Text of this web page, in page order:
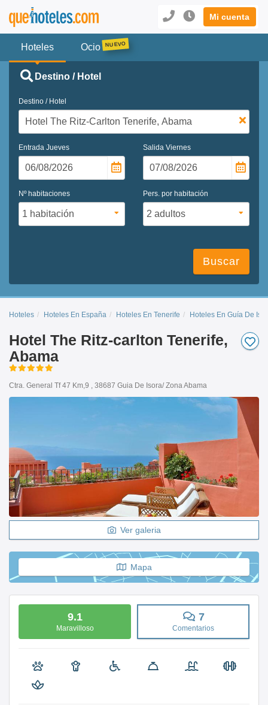
Mi cuenta
Hoteles Ocio
Destino / Hotel
Destino / Hotel
Entrada Jueves Salida Viernes
Nº habitaciones Pers. por habitación
Buscar
Hoteles Hoteles En España Hoteles En Tenerife Hoteles En Guía De
Hotel The Ritz-carlton Tenerife,
Abama
Ctra. General Tf 47 Km,9 , 38687 Guia De Isora/ Zona Abama
Ver galeria
Mapa
9.1
Maravilloso
7
Comentarios